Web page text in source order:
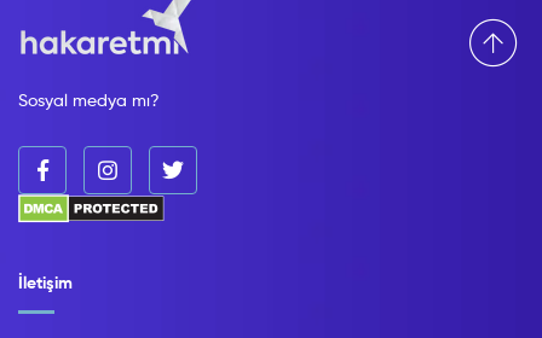
Sosyal medya mı?
İletişim